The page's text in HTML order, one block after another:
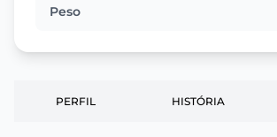
Peso
PERFIL HISTÓRIA